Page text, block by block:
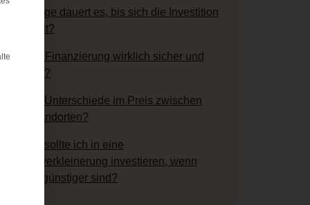
Wie lange dauert es, bis sich die Investition
auszahlt?
Ist eine Finanzierung wirklich sicher und
planbar?
Gibt es Unterschiede im Preis zwischen
den Standorten?
Warum sollte ich in eine
Magenverkleinerung investieren, wenn
Diäten günstiger sind?